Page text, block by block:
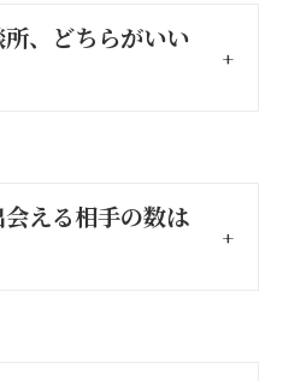
、どちらがいい
える相手の数は